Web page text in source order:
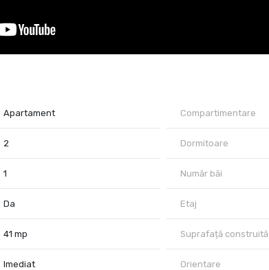
Apartament Compartimentare
2 Dormitoare
1 Număr băi
Da Etaj
41 mp Suprafață construită
Imediat Orientare